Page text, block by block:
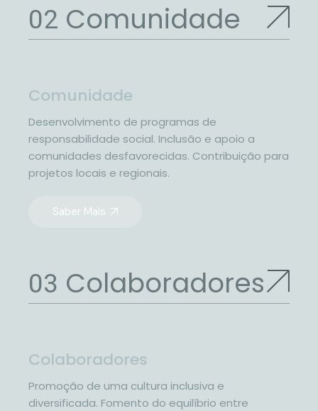
Comunidade
Comunidade
Desenvolvimento de programas de
responsabilidade social. Inclusão e apoio a
comunidades desfavorecidas. Contribuição para
projetos locais e regionais.
Saber Mais
Colaboradores
Colaboradores
Promoção de uma cultura inclusiva e
diversificada. Fomento do equilíbrio entre